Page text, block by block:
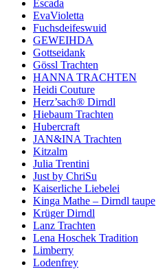
Escada
EvaVioletta
Fuchsdeifeswuid
GEWEIHDA
Gottseidank
Gössl Trachten
HANNA TRACHTEN
Heidi Couture
Herz’sach® Dirndl
Hiebaum Trachten
Hubercraft
JAN&INA Trachten
Kitzalm
Julia Trentini
Just by ChriSu
Kaiserliche Liebelei
Kinga Mathe – Dirndl taupe
Krüger Dirndl
Lanz Trachten
Lena Hoschek Tradition
Limberry
Lodenfrey